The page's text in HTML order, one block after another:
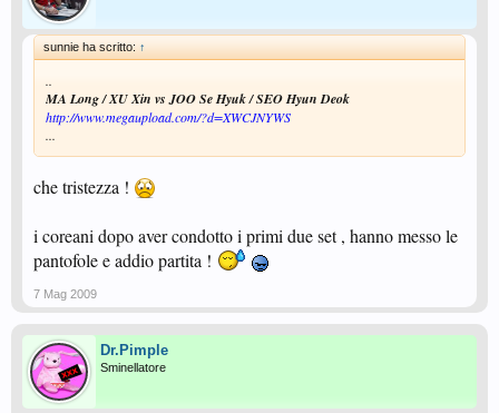
sunnie ha scritto: ↑
..
MA Long / XU Xin vs JOO Se Hyuk / SEO Hyun Deok
http://www.megaupload.com/?d=XWCJNYWS
...
che tristezza !
i coreani dopo aver condotto i primi due set , hanno messo le
pantofole e addio partita !
7 Mag 2009
Dr.Pimple
Sminellatore